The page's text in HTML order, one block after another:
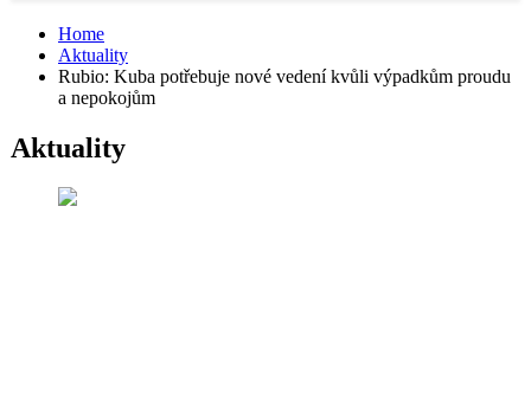
Home
Aktuality
Rubio: Kuba potřebuje nové vedení kvůli výpadkům proudu
a nepokojům
Aktuality